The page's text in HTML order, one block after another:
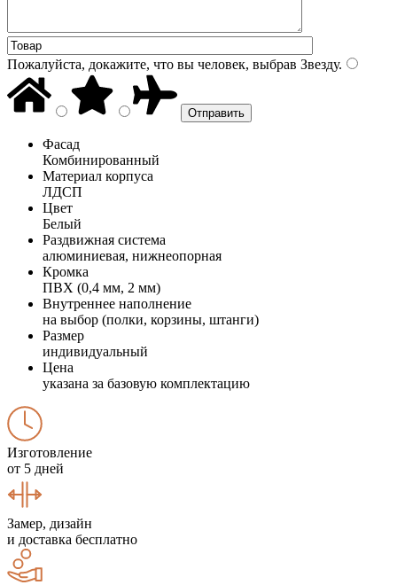
Пожалуйста, докажите, что вы человек, выбрав Звезду.
Фасад
Комбинированный
Материал корпуса
ЛДСП
Цвет
Белый
Раздвижная система
алюминиевая, нижнеопорная
Кромка
ПВХ (0,4 мм, 2 мм)
Внутреннее наполнение
на выбор (полки, корзины, штанги)
Размер
индивидуальный
Цена
указана за базовую комплектацию
Изготовление
от 5 дней
Замер, дизайн
и доставка бесплатно